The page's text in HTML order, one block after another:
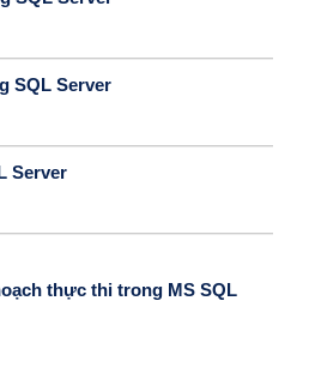
SQL Server
Server
thực thi trong MS SQL